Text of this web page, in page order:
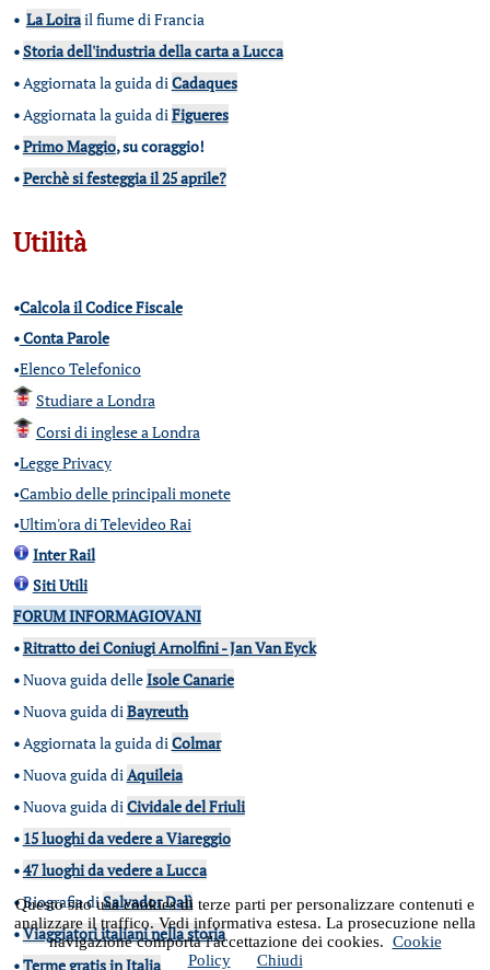
• La Loirail fiume di Francia
•Storia dell'industria della carta a Lucca
•Aggiornata la guida diCadaques
•Aggiornata la guida diFigueres
•Primo Maggio, su coraggio!
•Perchè si festeggia il 25 aprile?
Utilità
•Calcola il Codice Fiscale
•Conta Parole
•Elenco Telefonico
Studiare a Londra
Corsi di inglese a Londra
•Legge Privacy
•Cambio delle principali monete
•Ultim'ora di Televideo Rai
Inter Rail
Siti Utili
FORUM INFORMAGIOVANI
•Ritratto dei Coniugi Arnolfini - Jan Van Eyck
•Nuova guida delleIsole Canarie
•Nuova guida diBayreuth
•Aggiornata la guida diColmar
•Nuova guida diAquileia
•Nuova guida diCividale del Friuli
• 15 luoghi da vedere a Viareggio
•47 luoghi da vedere a Lucca
•Biografia diSalvador Dalì
•Viaggiatori italiani nella storia
•Terme gratis in Italia
Questo sito usa cookies di terze parti per personalizzare contenuti e
analizzare il traffico. Vedi informativa estesa. La prosecuzione nella
navigazione comporta l'accettazione dei cookies. Cookie
Policy
Chiudi